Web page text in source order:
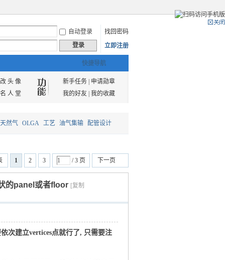
自动登录
找回密码
登录 立即注册
快捷导航
改 头 像 新手任务|
申请勋章
名 人 堂 我的好友| 我的收藏
然气 OLGA 工艺 油气集输 配管设计
1 2 3 / 3 页 下一页
的panel或者floor [复制
次建立vertices点就行了, 只需要注